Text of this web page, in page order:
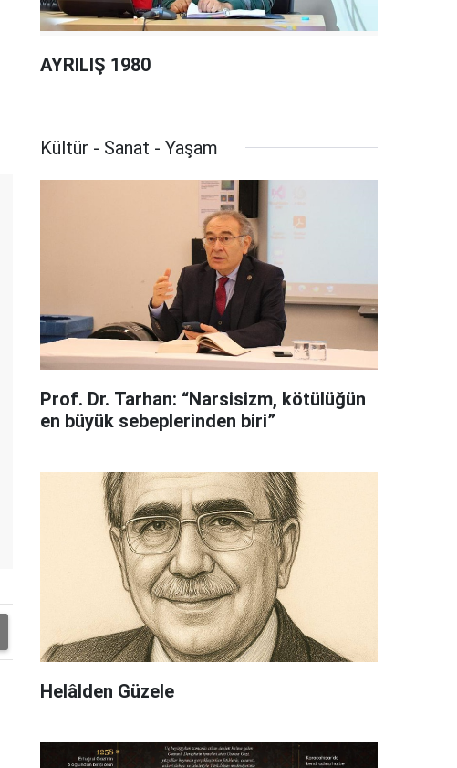
AYRILIŞ 1980
Kültür - Sanat - Yaşam
Prof. Dr. Tarhan: “Narsisizm, kötülüğün
en büyük sebeplerinden biri”
Helâlden Güzele